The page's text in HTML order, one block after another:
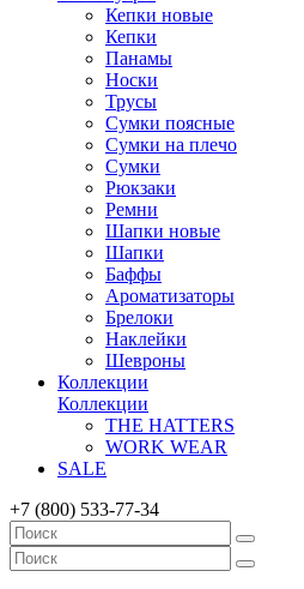
Кепки новые
Кепки
Панамы
Носки
Трусы
Сумки поясные
Сумки на плечо
Сумки
Рюкзаки
Ремни
Шапки новые
Шапки
Баффы
Ароматизаторы
Брелоки
Наклейки
Шевроны
Коллекции
Коллекции
THE HATTERS
WORK WEAR
SALE
+7 (800) 533-77-34